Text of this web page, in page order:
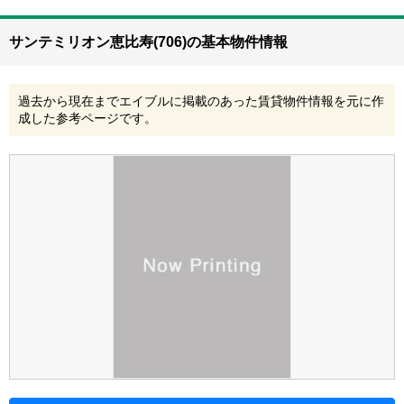
サンテミリオン恵比寿(706)の基本物件情報
過去から現在までエイブルに掲載のあった賃貸物件情報を元に作
成した参考ページです。